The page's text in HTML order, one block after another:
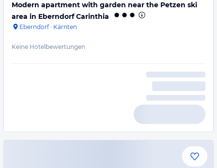
Modern apartment with garden near the Petzen ski
area in Eberndorf Carinthia
Eberndorf· Kärnten
Keine Hotelbewertungen